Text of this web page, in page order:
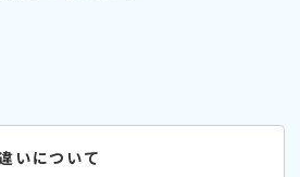
いについて